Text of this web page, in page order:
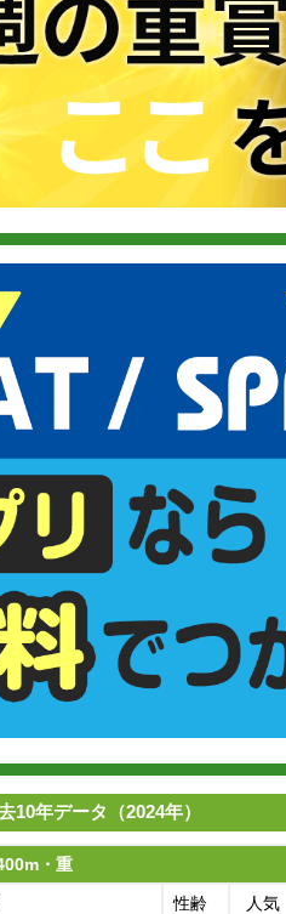
10年データ（2024年）
・重
性齢 人気